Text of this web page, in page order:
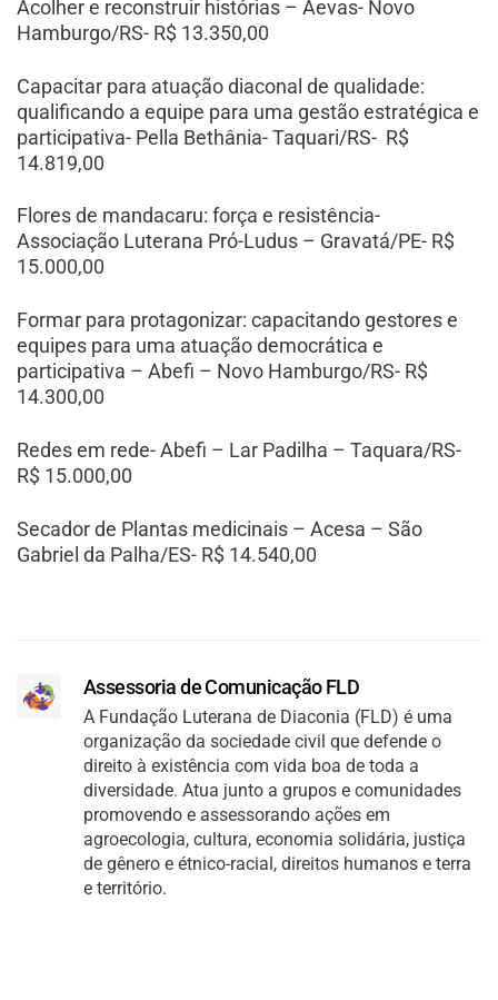
Acolher e reconstruir histórias – Aevas- Novo
Hamburgo/RS- R$ 13.350,00
Capacitar para atuação diaconal de qualidade:
qualificando a equipe para uma gestão estratégica e
participativa- Pella Bethânia- Taquari/RS- R$
14.819,00
Flores de mandacaru: força e resistência-
Associação Luterana Pró-Ludus – Gravatá/PE- R$
15.000,00
Formar para protagonizar: capacitando gestores e
equipes para uma atuação democrática e
participativa – Abefi – Novo Hamburgo/RS- R$
14.300,00
Redes em rede- Abefi – Lar Padilha – Taquara/RS-
R$ 15.000,00
Secador de Plantas medicinais – Acesa – São
Gabriel da Palha/ES- R$ 14.540,00
Assessoria de Comunicação FLD
A Fundação Luterana de Diaconia (FLD) é uma
organização da sociedade civil que defende o
direito à existência com vida boa de toda a
diversidade. Atua junto a grupos e comunidades
promovendo e assessorando ações em
agroecologia, cultura, economia solidária, justiça
de gênero e étnico-racial, direitos humanos e terra
e território.